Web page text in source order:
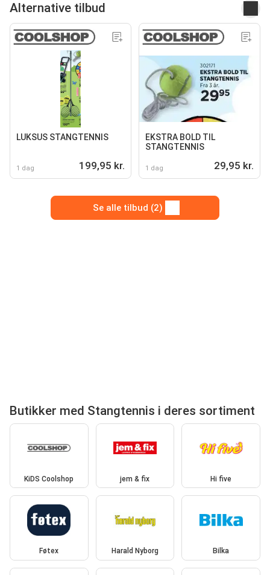
Alternative tilbud
LUKSUS STANGTENNIS
1 dag 199,95 kr.
EKSTRA BOLD TIL
STANGTENNIS
1 dag 29,95 kr.
Se alle tilbud (2)
Butikker med Stangtennis i deres sortiment
KiDS Coolshop jem & fix Hi five
Føtex Harald Nyborg Bilka